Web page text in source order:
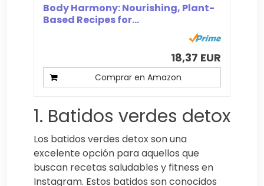
Body Harmony: Nourishing, Plant-
Based Recipes for...
18,37 EUR
Comprar en Amazon
1. Batidos verdes detox
Los batidos verdes detox son una
excelente opción para aquellos que
buscan recetas saludables y fitness en
Instagram. Estos batidos son conocidos